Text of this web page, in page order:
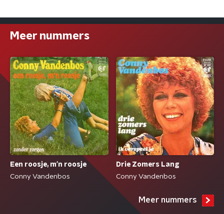
Meer nummers
Een roosje, m'n roosje
Conny Vandenbos
Drie Zomers Lang
Conny Vandenbos
Meer nummers